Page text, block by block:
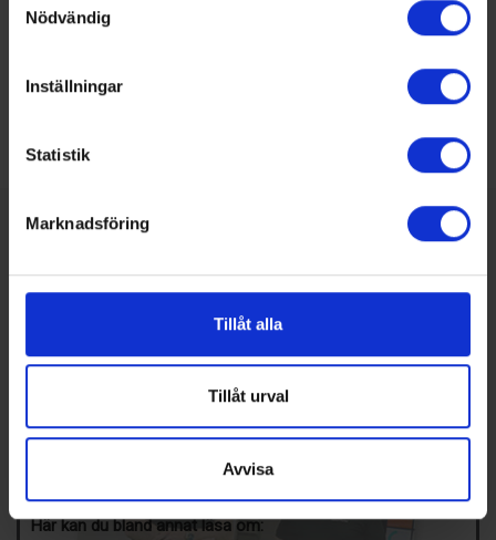
Nödvändig
Inställningar
Statistik
Marknadsföring
Tillåt alla
Tillåt urval
Avvisa
SENASTE NUMRET
Nummer 4/2026
Här kan du bland annat läsa om: